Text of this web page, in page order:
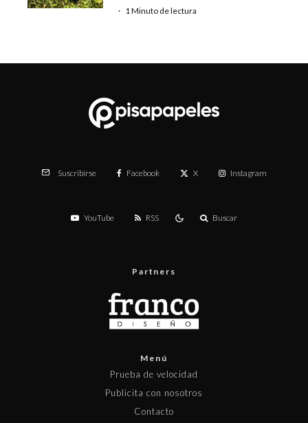
· 1 Minuto de lectura
Suscribirse Facebook X Instagram
YouTube RSS Buscar
Partners
Menú
Prueba de velocidad
Publicita con nosotros
Contacto